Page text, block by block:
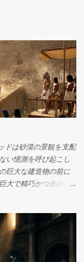
ドは砂漠の景観を支配
い憶測を呼び起こし
巨大な建造物の前に
大で精巧かつ永続的
ます。紀元前2560年
のピラミッドは、当
推定230万個の石材で
たる研究にもかかわ